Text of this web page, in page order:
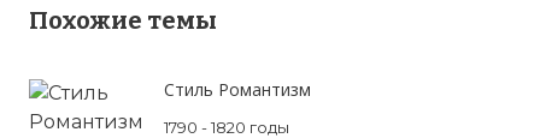
Похожие темы
Стиль Романтизм
1790 - 1820 годы